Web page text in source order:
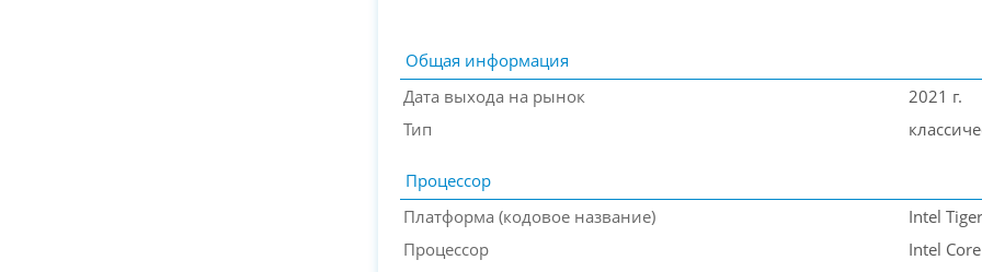
Общая информация
Дата выхода на рынок
2021 г.
Тип
Процессор
Платформа (кодовое название)
Intel
Процессор
Intel